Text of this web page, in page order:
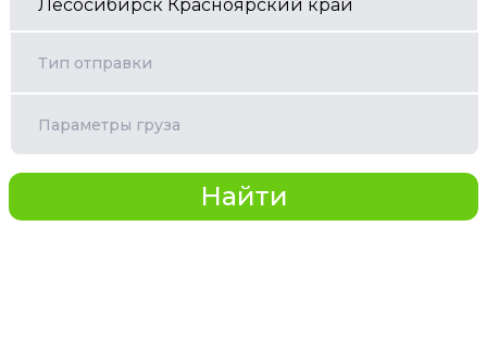
Тип отправки
Параметры груза
Найти